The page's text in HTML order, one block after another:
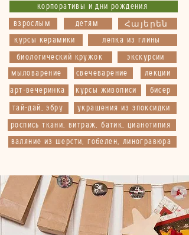
корпоративы и дни рождения
детям
взрослым Հայերեն
украшения из эпоксидки
мыловарение свечеварение
арт-вечеринка бисер
тай-дай, эбру
экскурсии
лепка из глины
роспись ткани, витраж, батик, цианотипия
курсы живописи
лекции
биологический кружок
курсы керамики
валяние из шерсти, гобелен, линогравюра